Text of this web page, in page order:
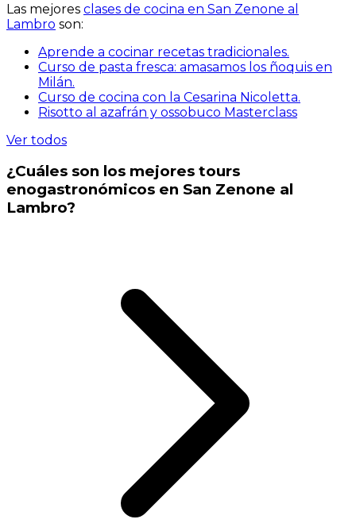
Las mejores clases de cocina en San Zenone al
Lambro son:
Aprende a cocinar recetas tradicionales.
Curso de pasta fresca: amasamos los ñoquis en
Milán.
Curso de cocina con la Cesarina Nicoletta.
Risotto al azafrán y ossobuco Masterclass
Ver todos
¿Cuáles son los mejores tours
enogastronómicos en San Zenone al
Lambro?